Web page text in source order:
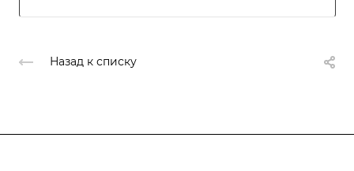
Назад к списку